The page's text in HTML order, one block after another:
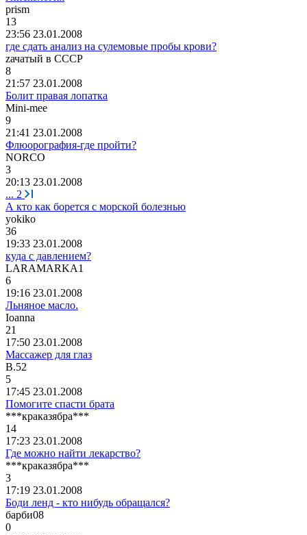
prism
13
23:56 23.01.2008
где сдать анализ на сулемовые пробы крови?
zачатый в СССР
8
21:57 23.01.2008
Болит правая лопатка
Mini-mee
9
21:41 23.01.2008
Флюорография-где пройти?
NORCO
3
20:13 23.01.2008
... 2
А кто как борется с морской болезнью
yokiko
36
19:33 23.01.2008
куда с давлением?
LARAMARKA1
6
19:16 23.01.2008
Льняное масло.
Ioаnnа
21
17:50 23.01.2008
Массажер для глаз
B.52
5
17:45 23.01.2008
Помогите спасти брата
***краказябра***
14
17:23 23.01.2008
Где можно найти лекарство?
***краказябра***
3
17:19 23.01.2008
Боди ленд - кто нибудь обращался?
барби08
0